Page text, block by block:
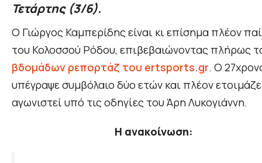
Τετάρτης (3/6).
Ο Γιώργος Καμπερίδης είναι κι επίσημα πλέον
του Κολοσσού Ρόδου, επιβεβαιώνοντας πλήρως
βδομάδων ρεπορτάζ του ertsports.gr. Ο
υπέγραψε συμβόλαιο δύο ετών και πλέον
αγωνιστεί υπό τις οδηγίες του Άρη Λυκογιάννη.
Η ανακοίνωση: